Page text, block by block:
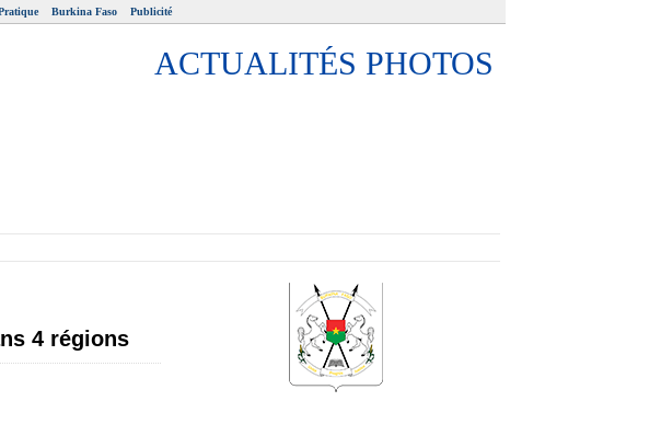
Burkina Faso Publicité
ACTUALITÉS PHOTOS
4 régions